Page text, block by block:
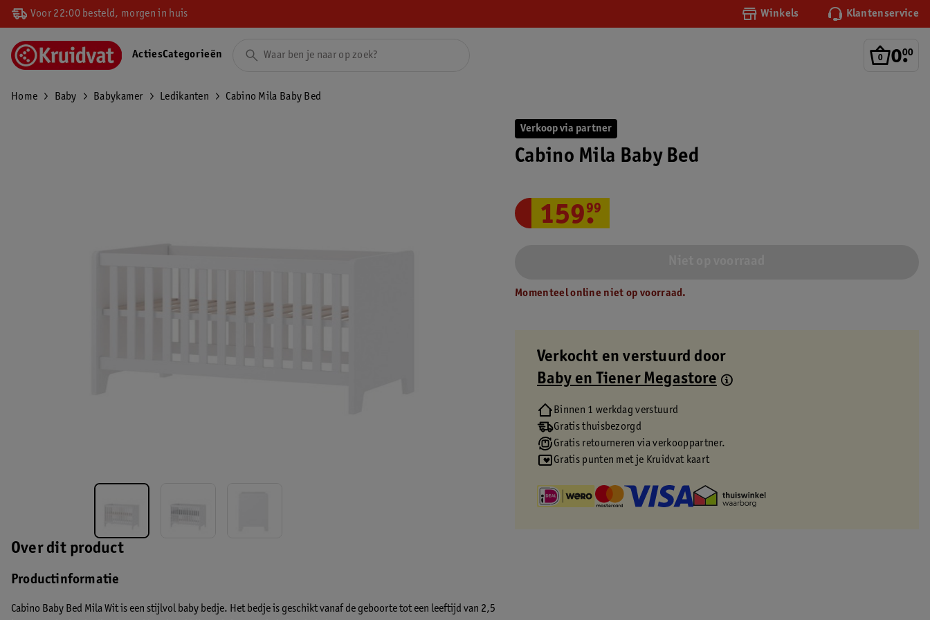
Voor 22:00 besteld, morgen in huis Winkels Klantenservice
0.
00
ActiesCategorieën
Home Baby Babykamer Ledikanten Cabino Mila Baby Bed
Over dit product
Productinformatie
Cabino Baby Bed Mila Wit is een stijlvol baby bedje. Het bedje is geschikt vanaf de geboorte tot een leeftijd van 2,5
Verkoop via partner
Cabino Mila Baby Bed
159.
99
Momenteel online niet op voorraad.
Verkocht en verstuurd door
Baby en Tiener Megastore
Binnen 1 werkdag verstuurd
Gratis thuisbezorgd
Gratis retourneren via verkooppartner.
Gratis punten met je Kruidvat kaart